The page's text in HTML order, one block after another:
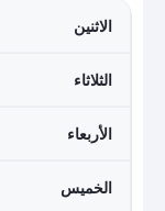
الاثنين
الثلاثاء
الأربعاء
الخميس